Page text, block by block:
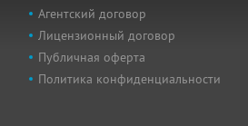
Агентский договор
Лицензионный договор
Публичная оферта
Политика конфиденциальности